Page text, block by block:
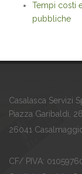
Tempi costi
pubbliche
Casalasca Servizi
Piazza Garibaldi, 26
26041
CF/ PIVA: